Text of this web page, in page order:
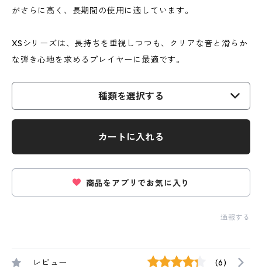
がさらに高く、長期間の使用に適しています。​
XSシリーズは、長持ちを重視しつつも、クリアな音と滑らか
な弾き心地を求めるプレイヤーに最適です。
種類を選択する
カートに入れる
商品をアプリでお気に入り
通報する
レビュー (6)